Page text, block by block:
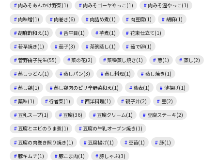
肉みそあんかけ野菜(1)
肉みそゴーヤやっこ(1)
肉みそ温やっこ(1)
肉味噌(1)
肉巻き(6) 肉詰め煮(1) 肉豆腐(1)
胡麻(1)
胡麻酢和え(1)
舌平目(1) 芋煮(1)
花束仕立て(1)
若草焼き(1)
茄子(3) 茶碗蒸し(1)
茹で卵(1)
菅野由子先生(55)
菜の花(2) 菜種蒸し焼き(1) 葱(1)
蒸し(2)
蒸しうどん(1)
蒸しパン(3) 蒸し料理(1)
蒸し焼き(1)
蒸し鶏(1)
蒸し鶏肉のピリ辛野菜和え(1) 蕎麦(1)
薄揚げ(1)
薬味(1)
行者菜(1) 西洋料理(1) 親子丼(2)
豆(2)
豆乳スープ(1)
豆腐(36) 豆腐クリーム(1)
豆腐ステーキ(2)
豆腐とエビのうま煮(1)
豆腐の牛乳オーブン焼き(1)
豆腐の肉巻き照り焼き(1)
豆腐揚げ(1) 豆苗(1)
豚(1)
豚キムチ(1)
豚こま肉(1)
豚しゃぶ(3)